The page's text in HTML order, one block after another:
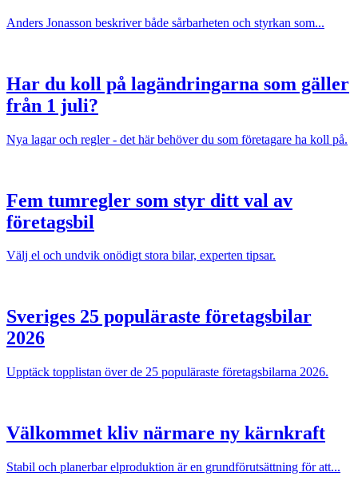
Anders Jonasson beskriver både sårbarheten och styrkan som...
Har du koll på lagändringarna som gäller
från 1 juli?
Nya lagar och regler - det här behöver du som företagare ha koll på.
Fem tumregler som styr ditt val av
företagsbil
Välj el och undvik onödigt stora bilar, experten tipsar.
Sveriges 25 populäraste företagsbilar
2026
Upptäck topplistan över de 25 populäraste företagsbilarna 2026.
Välkommet kliv närmare ny kärnkraft
Stabil och planerbar elproduktion är en grundförutsättning för att...